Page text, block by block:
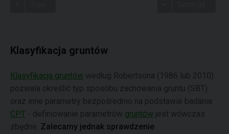
Klasyfikacja gruntów
Klasyfikacja gruntów według Robertsona (1986 lub 2010)
pozwala określić typ sposóbu zachowania gruntu (SBT)
oraz inne parametry bezpośrednio na podstawie badania
CPT - definiowanie parametrów gruntów jest wówczas
zbędne. Zalecamy jednak sprawdzenie